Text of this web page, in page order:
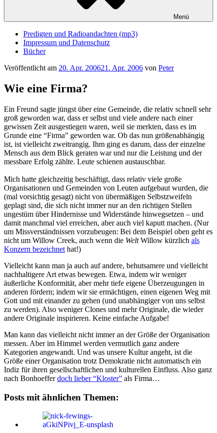
Menü
Predigten und Radioandachten (mp3)
Impressum und Datenschutz
Bücher
Veröffentlicht am 20. Apr. 200621. Apr. 2006 von Peter
Wie eine Firma?
Ein Freund sagte jüngst über eine Gemeinde, die relativ schnell sehr
groß geworden war, dass er selbst und viele andere nach einer
gewissen Zeit ausgestiegen waren, weil sie merkten, dass es im
Grunde eine “Firma” geworden war. Ob das nun größenabhängig
ist, ist vielleicht zweitrangig. Ihm ging es darum, dass der einzelne
Mensch aus dem Blick geraten war und nur die Leistung und der
messbare Erfolg zählte. Leute schienen austauschbar.
Mich hatte gleichzeitig beschäftigt, dass relativ viele große
Organisationen und Gemeinden von Leuten aufgebaut wurden, die
(mal vorsichtig gesagt) nicht von übermäßigen Selbstzweifeln
geplagt sind, die sich nicht immer nur an den richtigen Stellen
ungestüm über Hindernisse und Widerstände hinwegsetzen – und
damit manchmal viel erreichen, aber auch viel kaputt machen. (Nur
um Missverständnissen vorzubeugen: Bei dem Beispiel oben geht es
nicht um Willow Creek, auch wenn die WeltWillow kürzlich als
Konzern bezeichnet hat!)
Vielleicht kann man ja auch auf andere, behutsamere und vielleicht
nachhaltigere Art etwas bewegen. Etwa, indem wir weniger
äußerliche Konformität, aber mehr tiefe eigene Überzeugungen in
anderen fördern; indem wir sie ermächtigen, einen eigenen Weg mit
Gott und mit einander zu gehen (und unabhängiger von uns selbst
zu werden). Also weniger Clones und mehr Originale, die wieder
andere Originale inspirieren. Keine einfache Aufgabe!
Man kann das vielleicht nicht immer an der Größe der Organisation
messen. Aber im Himmel werden vermutlich ganz andere
Kategorien angewandt. Und was unsere Kultur angeht, ist die
Größe einer Organisation trotz Demokratie nicht automatisch ein
Indiz für ihren gesellschaftlichen und kulturellen Einfluss. Also ganz
nach Bonhoefferdoch lieber “Kloster” als Firma…
Posts mit ähnlichen Themen: